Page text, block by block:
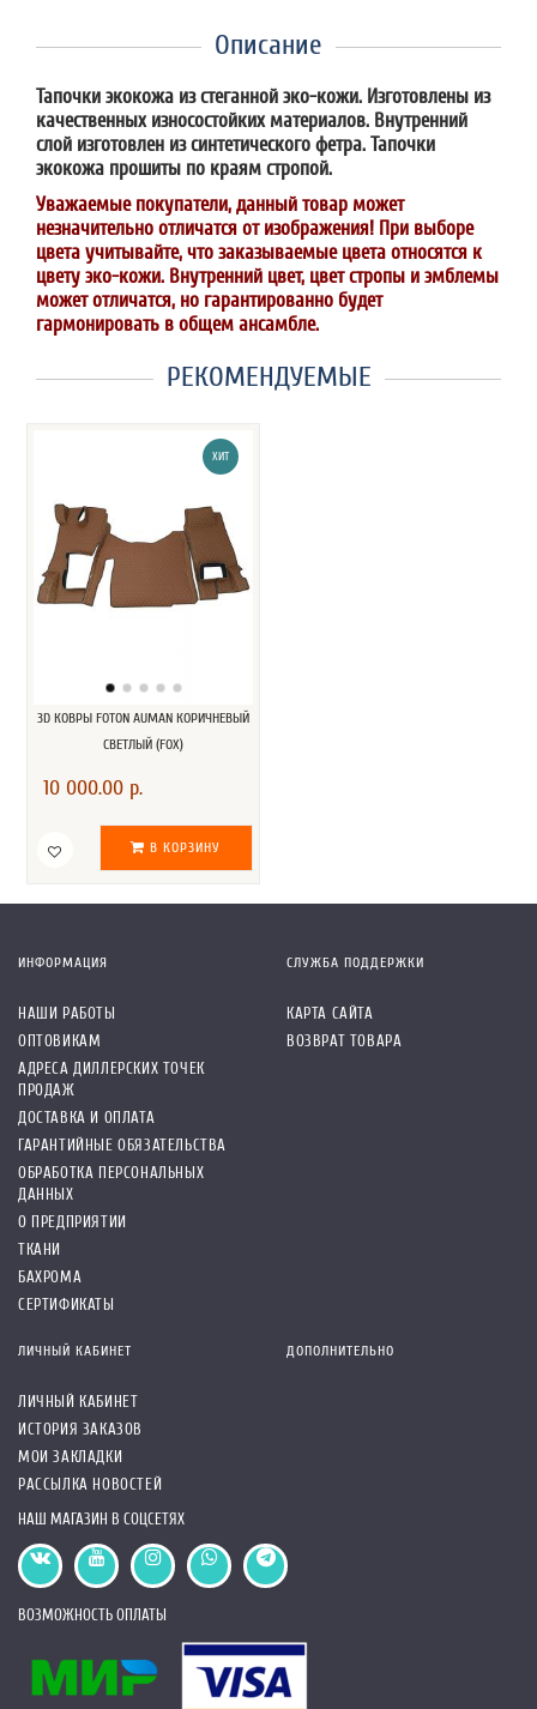
Описание
Тапочки экокожа из стеганной эко-кожи. Изготовлены из
качественных износостойких материалов. Внутренний
слой изготовлен из синтетического фетра. Тапочки
экокожа прошиты по краям стропой.
Уважаемые покупатели, данный товар может
незначительно отличатся от изображения! При выборе
цвета учитывайте, что заказываемые цвета относятся к
цвету эко-кожи. Внутренний цвет, цвет стропы и эмблемы
может отличатся, но гарантированно будет
гармонировать в общем ансамбле.
РЕКОМЕНДУЕМЫЕ
ХИТ
3D КОВРЫ FOTON AUMAN КОРИЧНЕВЫЙ
СВЕТЛЫЙ (FOX)
10 000.00 р.
В КОРЗИНУ
ИНФОРМАЦИЯ
НАШИ РАБОТЫ
ОПТОВИКАМ
АДРЕСА ДИЛЛЕРСКИХ ТОЧЕК
ПРОДАЖ
ДОСТАВКА И ОПЛАТА
ГАРАНТИЙНЫЕ ОБЯЗАТЕЛЬСТВА
ОБРАБОТКА ПЕРСОНАЛЬНЫХ
ДАННЫХ
О ПРЕДПРИЯТИИ
ТКАНИ
БАХРОМА
СЕРТИФИКАТЫ
СЛУЖБА ПОДДЕРЖКИ
КАРТА САЙТА
ВОЗВРАТ ТОВАРА
ЛИЧНЫЙ КАБИНЕТ
ЛИЧНЫЙ КАБИНЕТ
ИСТОРИЯ ЗАКАЗОВ
МОИ ЗАКЛАДКИ
РАССЫЛКА НОВОСТЕЙ
ДОПОЛНИТЕЛЬНО
НАШ МАГАЗИН В СОЦСЕТЯХ
ВОЗМОЖНОСТЬ ОПЛАТЫ